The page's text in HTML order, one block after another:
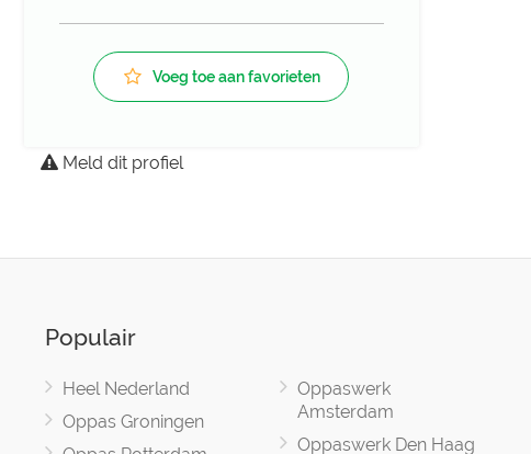
Voeg toe aan favorieten
Meld dit profiel
Populair
Heel Nederland
Oppas Groningen
Oppaswerk
Amsterdam
Oppaswerk Den Haag